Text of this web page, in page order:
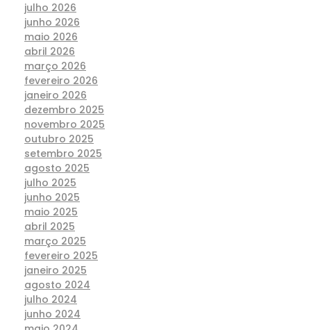
julho 2026
junho 2026
maio 2026
abril 2026
março 2026
fevereiro 2026
janeiro 2026
dezembro 2025
novembro 2025
outubro 2025
setembro 2025
agosto 2025
julho 2025
junho 2025
maio 2025
abril 2025
março 2025
fevereiro 2025
janeiro 2025
agosto 2024
julho 2024
junho 2024